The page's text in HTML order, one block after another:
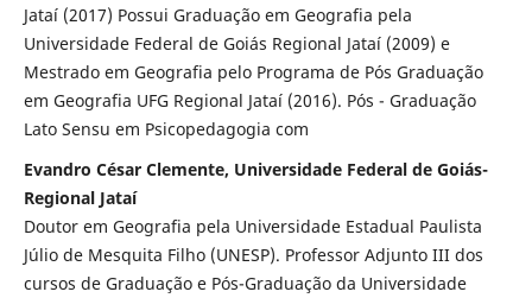
Jataí (2017) Possui Graduação em Geografia pela
Universidade Federal de Goiás Regional Jataí (2009) e
Mestrado em Geografia pelo Programa de Pós Graduação
em Geografia UFG Regional Jataí (2016). Pós - Graduação
Lato Sensu em Psicopedagogia com
Evandro César Clemente, Universidade Federal de Goiás-
Regional Jataí
Doutor em Geografia pela Universidade Estadual Paulista
Júlio de Mesquita Filho (UNESP). Professor Adjunto III dos
cursos de Graduação e Pós-Graduação da Universidade